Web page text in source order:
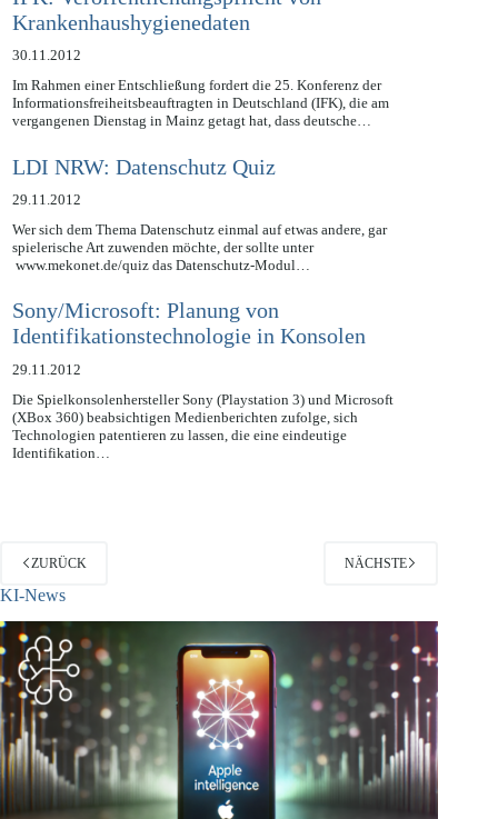
IFK: Veröffentlichungspflicht von
Krankenhaushygienedaten
30.11.2012
Im Rahmen einer Entschließung fordert die 25. Konferenz der
Informationsfreiheitsbeauftragten in Deutschland (IFK), die am
LDI NRW: Datenschutz Quiz
29.11.2012
Wer sich dem Thema Datenschutz einmal auf etwas andere, gar
spielerische Art zuwenden möchte, der sollte unter
Sony/Microsoft: Planung von
Identifikationstechnologie in Konsolen
29.11.2012
Die Spielkonsolenhersteller Sony (Playstation 3) und Microsoft
(XBox 360) beabsichtigen Medienberichten zufolge, sich
Technologien patentieren zu lassen, die eine eindeutige
ZURÜCK
KI-News